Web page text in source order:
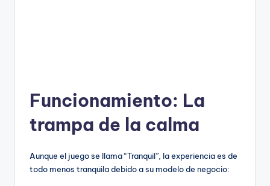
Funcionamiento: La
trampa de la calma
Aunque el juego se llama “Tranquil”, la experiencia es de
todo menos tranquila debido a su modelo de negocio: